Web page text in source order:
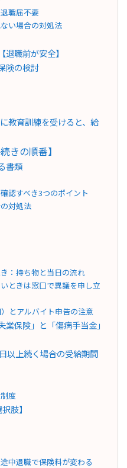
職届不要
い場合の対処法
職前が安全】
険の検討
教育訓練を受けると、給
きの順番】
書類
認すべき3つのポイント
対処法
：持ち物と当日の流れ
ときは窓口で異議を申し立
とアルバイト申告の注意
保険」と「傷病手当金」
以上続く場合の受給期間
度
肢】
中退職で保険料が変わる